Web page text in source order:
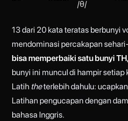
/θ/
13 dari 20 kata teratas berbunyi
mendominasi percakapan
bisa memperbaiki satu bunyi
bunyi ini muncul di hampir setiap
Latih theterlebih dahulu:
Latihan pengucapan dengan
bahasa Inggris.